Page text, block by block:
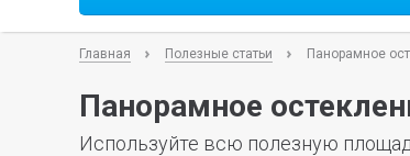
Главная Полезные статьи Панорамное
Панорамное
Используйте всю полезную